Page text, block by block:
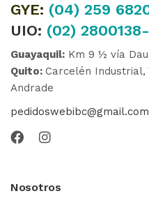
GYE: (04) 259
UIO: (02)
Guayaquil: Km 9 ½ vía
Quito: Carcelén Industrial,
Andrade
pedidoswebibc@gmail.com
Nosotros